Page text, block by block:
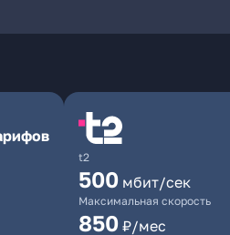
t2
500 мбит/сек
Максимальная скорость
850 ₽/мес